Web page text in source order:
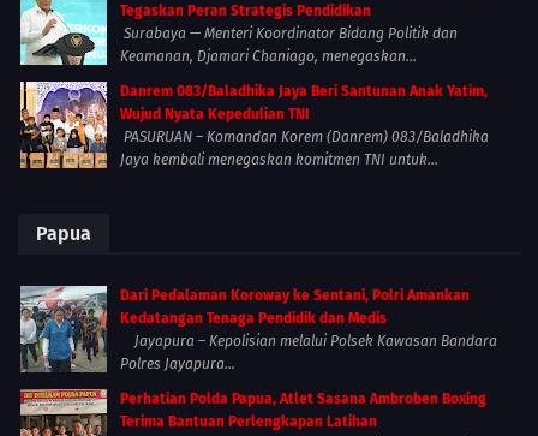
Tegaskan Peran Strategis Pendidikan
Surabaya — Menteri Koordinator Bidang Politik dan
Keamanan, Djamari Chaniago, menegaskan...
Danrem 083/Baladhika Jaya Beri Santunan Anak Yatim,
Wujud Nyata Kepedulian TNI
PASURUAN – Komandan Korem (Danrem) 083/Baladhika
Jaya kembali menegaskan komitmen TNI untuk...
Papua
Dari Pedalaman Koroway ke Sentani, Polri Amankan
Kedatangan Tenaga Pendidik dan Medis
Jayapura – Kepolisian melalui Polsek Kawasan Bandara
Polres Jayapura...
Perhatian Polda Papua, Atlet Sasana Ambroben Boxing
Terima Bantuan Perlengkapan Latihan